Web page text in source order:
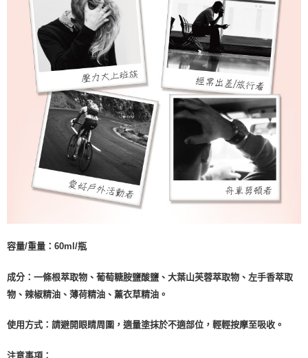
容量/重量：60ml/瓶
成分：一條根萃取物、葡萄糖胺鹽酸鹽、大葉山芙蓉萃取物、左手香萃取
物、辣椒精油、薄荷精油、薰衣草精油。
使用方式：請避開眼睛周圍，適量塗抹於不適部位，輕輕按摩至吸收。
注意事項：